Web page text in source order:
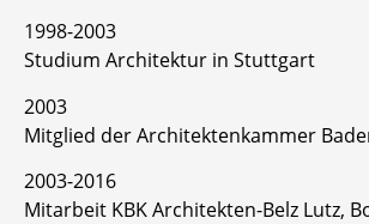
1998-2003
Studium Architektur in Stuttgart
2003
Mitglied der Architektenkammer
2003-2016
Mitarbeit KBK Architekten-Belz Lutz,